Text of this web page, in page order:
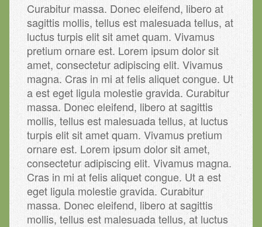
Curabitur massa. Donec eleifend, libero at
sagittis mollis, tellus est malesuada tellus, at
luctus turpis elit sit amet quam. Vivamus
pretium ornare est. Lorem ipsum dolor sit
amet, consectetur adipiscing elit. Vivamus
magna. Cras in mi at felis aliquet congue. Ut
a est eget ligula molestie gravida. Curabitur
massa. Donec eleifend, libero at sagittis
mollis, tellus est malesuada tellus, at luctus
turpis elit sit amet quam. Vivamus pretium
ornare est. Lorem ipsum dolor sit amet,
consectetur adipiscing elit. Vivamus magna.
Cras in mi at felis aliquet congue. Ut a est
eget ligula molestie gravida. Curabitur
massa. Donec eleifend, libero at sagittis
mollis, tellus est malesuada tellus, at luctus